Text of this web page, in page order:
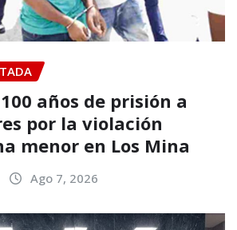
años de prisión a
por la violación
menor en Los Mina
Ago 7, 2026